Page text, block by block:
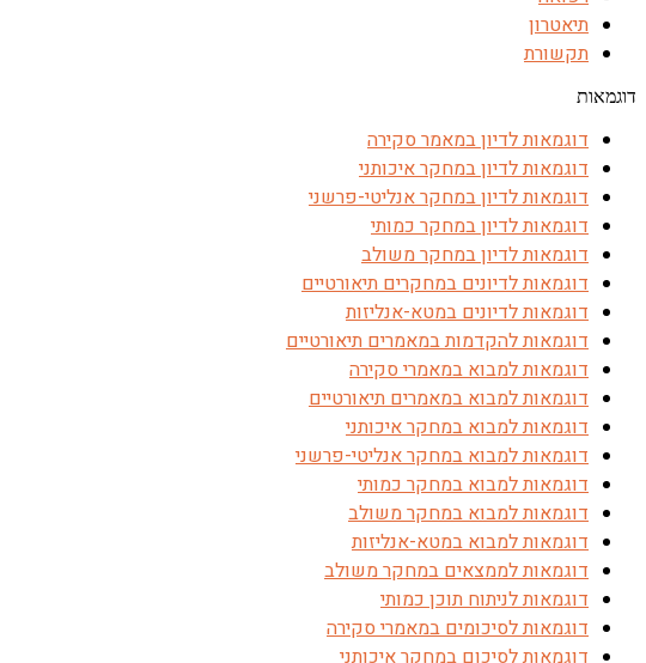
תיאטרון
תקשורת
דוגמאות
דוגמאות לדיון במאמר סקירה
דוגמאות לדיון במחקר איכותני
דוגמאות לדיון במחקר אנליטי-פרשני
דוגמאות לדיון במחקר כמותי
דוגמאות לדיון במחקר משולב
דוגמאות לדיונים במחקרים תיאורטיים
דוגמאות לדיונים במטא-אנליזות
דוגמאות להקדמות במאמרים תיאורטיים
דוגמאות למבוא במאמרי סקירה
דוגמאות למבוא במאמרים תיאורטיים
דוגמאות למבוא במחקר איכותני
דוגמאות למבוא במחקר אנליטי-פרשני
דוגמאות למבוא במחקר כמותי
דוגמאות למבוא במחקר משולב
דוגמאות למבוא במטא-אנליזות
דוגמאות לממצאים במחקר משולב
דוגמאות לניתוח תוכן כמותי
דוגמאות לסיכומים במאמרי סקירה
דוגמאות לסיכום במחקר איכותני